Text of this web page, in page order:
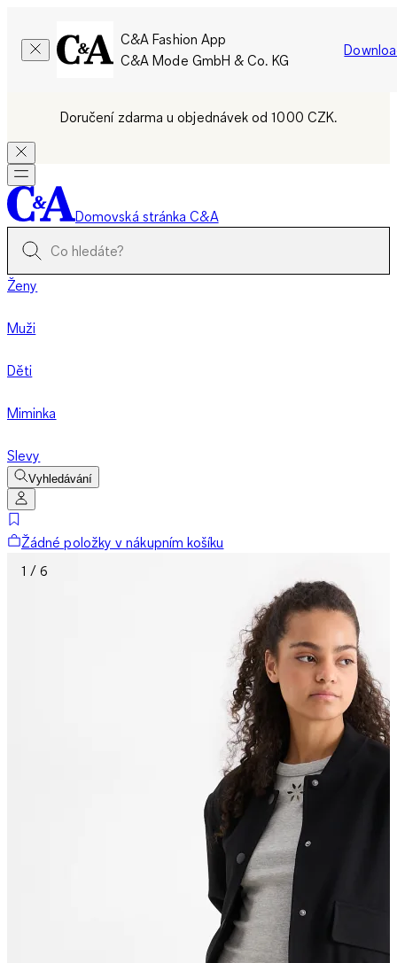
C&A Fashion App
C&A Mode GmbH & Co. KG
Doručení zdarma u objednávek od 1000 CZK.
Domovská stránka C&A
Ženy
Muži
Děti
Miminka
Slevy
Vyhledávání
Žádné položky v nákupním košíku
1 / 6